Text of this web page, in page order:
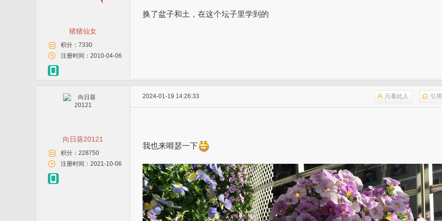
猪猪仙女
积分： 7330
注册时间： 2010-04-06
换了盆子和土，在这个坛子里学到的
向日葵20121
积分： 228750
注册时间： 2021-10-06
只看此人 引用
2024-01-19 14:26:33
我也来嘚瑟一下